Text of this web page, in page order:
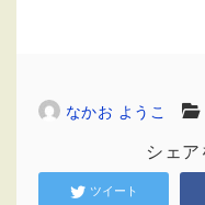
なかお ようこ
シェア
ツイート